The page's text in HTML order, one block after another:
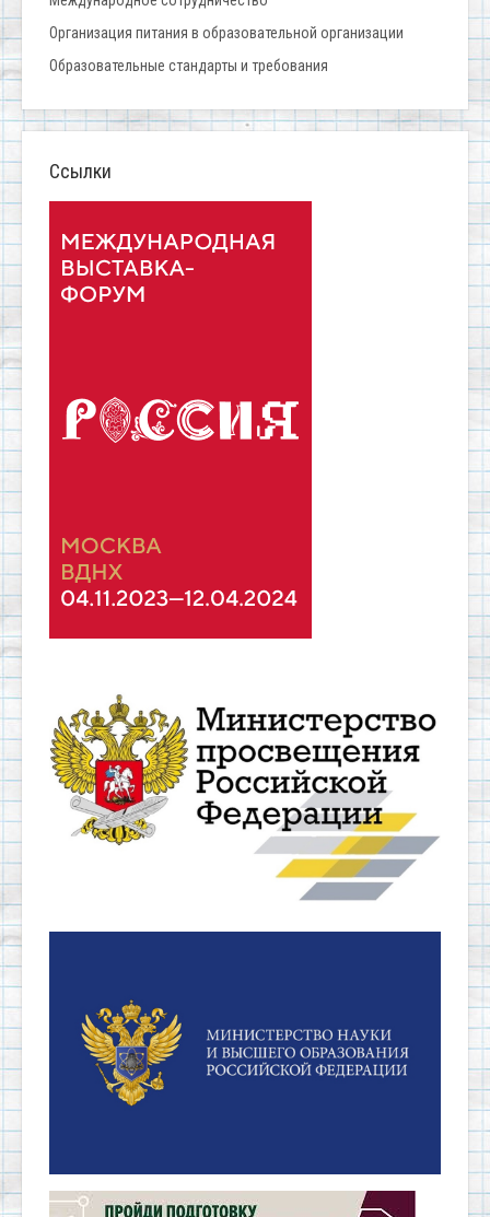
Организация питания в образовательной организации
Образовательные стандарты и требования
Ссылки